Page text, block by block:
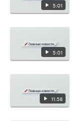
5:01
5:01
11:58